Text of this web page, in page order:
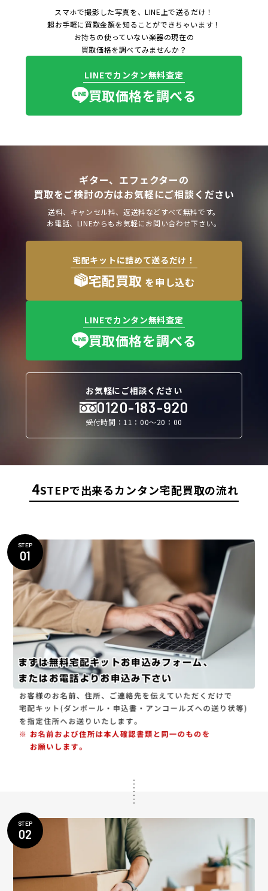
スマホで撮影した写真を、LINE上で送るだけ！
超お手軽に買取金額を知ることができちゃいます！
お持ちの使っていない楽器の現在の
買取価格を調べてみませんか？
LINEでカンタン無料査定
買取価格を調べる
ギター、エフェクターの
買取をご検討の方はお気軽にご相談ください
送料、キャンセル料、返送料などすべて無料です。
お電話、LINEからもお気軽にお問い合わせ下さい。
宅配キットに詰めて送るだけ！
宅配買取 を申し込む
LINEでカンタン無料査定
買取価格を調べる
お気軽にご相談ください
0120-183-920
受付時間：11：00〜20：00
4STEPで出来るカンタン宅配買取の流れ
STEP
01
STEP
02